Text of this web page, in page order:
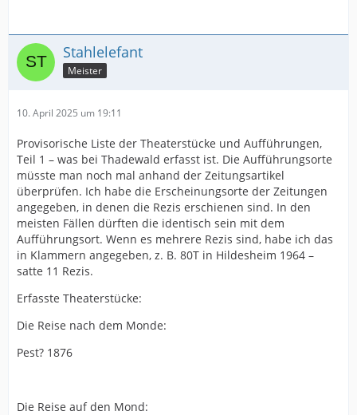
Stahlelefant
Meister
10. April 2025 um 19:11
Provisorische Liste der Theaterstücke und Aufführungen,
Teil 1 – was bei Thadewald erfasst ist. Die Aufführungsorte
müsste man noch mal anhand der Zeitungsartikel
überprüfen. Ich habe die Erscheinungsorte der Zeitungen
angegeben, in denen die Rezis erschienen sind. In den
meisten Fällen dürften die identisch sein mit dem
Aufführungsort. Wenn es mehrere Rezis sind, habe ich das
in Klammern angegeben, z. B. 80T in Hildesheim 1964 –
satte 11 Rezis.
Erfasste Theaterstücke:
Die Reise nach dem Monde:
Pest? 1876
Die Reise auf den Mond: